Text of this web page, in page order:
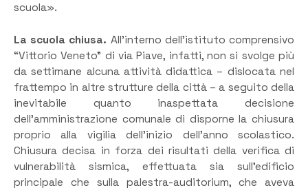
scuola».
La scuola chiusa. All’interno dell’istituto comprensivo
“Vittorio Veneto” di via Piave, infatti, non si svolge più
da settimane alcuna attività didattica – dislocata nel
frattempo in altre strutture della città – a seguito della
inevitabile quanto inaspettata decisione
dell’amministrazione comunale di disporne la chiusura
proprio alla vigilia dell’inizio dell’anno scolastico.
Chiusura decisa in forza dei risultati della verifica di
vulnerabilità sismica, effettuata sia sull’edificio
principale che sulla palestra-auditorium, che aveva